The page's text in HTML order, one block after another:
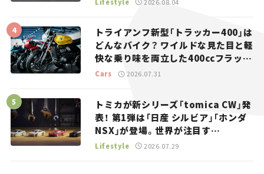
トライアンフ新型「トラッカー400」は
どんなバイク？ ワイルドな見た目と軽
快な乗り味を両立した400ccフラット
トラッカー【試乗レビュー】
Cars 2026.07.31
トミカが新シリーズ「tomica CW」発
表！ 第1弾は「日産 シルビア」「ホンダ
NSX」が登場。世界が注目す
る“JDM”に焦点【クルマとホビー】
Lifestyle 2026.07.29